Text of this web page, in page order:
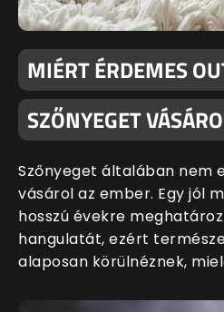
MIÉRT ÉRDEMES
SZŐNYEGET
Szőnyeget általában nem
vásárol az ember. Egy jól
hosszú évekre
hangulatát, ezért
alaposan körülnéznek,